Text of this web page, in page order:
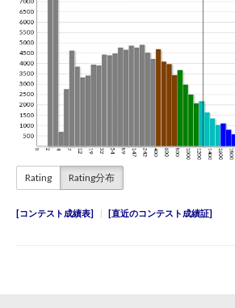
Rating Rating分布
コンテスト成績表 直近のコンテスト成績証